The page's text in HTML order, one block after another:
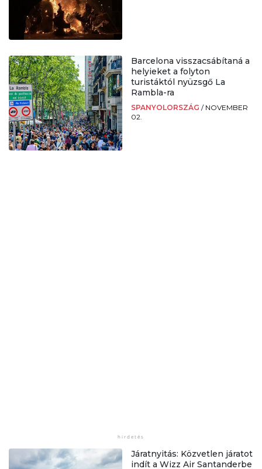
Barcelona visszacsábítaná a
helyieket a folyton
turistáktól nyüzsgő La
Rambla-ra
SPANYOLORSZÁG / NOVEMBER
02.
Járatnyitás: Közvetlen járatot
indít a Wizz Air Santanderbe